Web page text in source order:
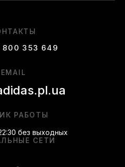
800 353 649
СЕТИ
РАБОТЫ
без выходных
EMAIL